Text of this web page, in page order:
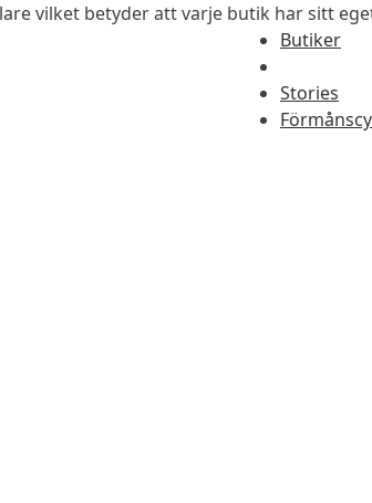
vilket betyder att varje butik har sitt
Butiker
Stories